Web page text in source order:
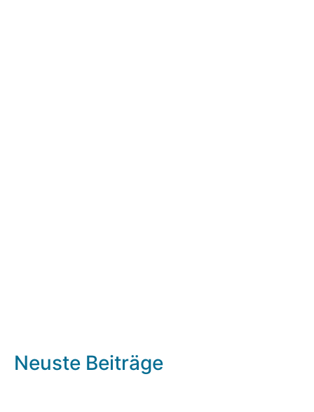
Neuste Beiträge